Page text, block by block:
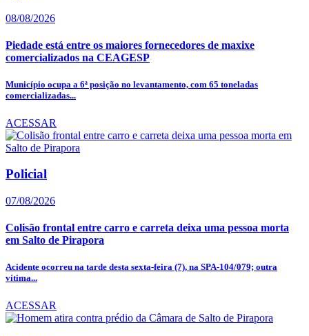
08/08/2026
Piedade está entre os maiores fornecedores de maxixe
comercializados na CEAGESP
Município ocupa a 6ª posição no levantamento, com 65 toneladas
comercializadas...
ACESSAR
Policial
07/08/2026
Colisão frontal entre carro e carreta deixa uma pessoa morta
em Salto de Pirapora
Acidente ocorreu na tarde desta sexta-feira (7), na SPA-104/079; outra
vítima...
ACESSAR